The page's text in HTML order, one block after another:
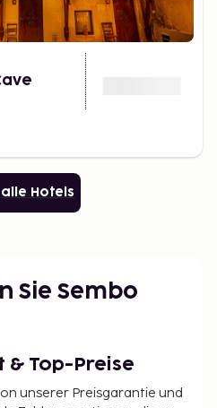
Hotels
Sie Sembo
& Top-Preise
unserer Preisgarantie und